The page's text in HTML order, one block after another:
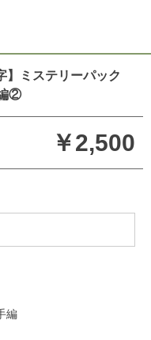
】ミステリーパック
②
￥2,500
編